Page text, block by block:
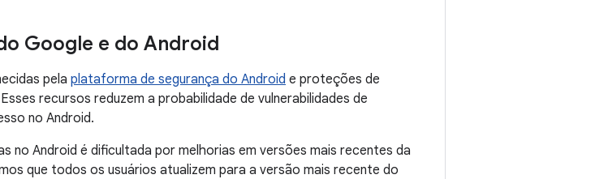
Google e do Android
pela plataforma de segurança do Android e proteções de
recursos reduzem a probabilidade de vulnerabilidades de
no Android.
no Android é dificultada por melhorias em versões mais recentes da
que todos os usuários atualizem para a versão mais recente do